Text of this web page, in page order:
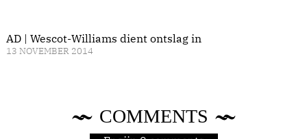
AD | Wescot-Williams dient ontslag in
13 NOVEMBER 2014
COMMENTS